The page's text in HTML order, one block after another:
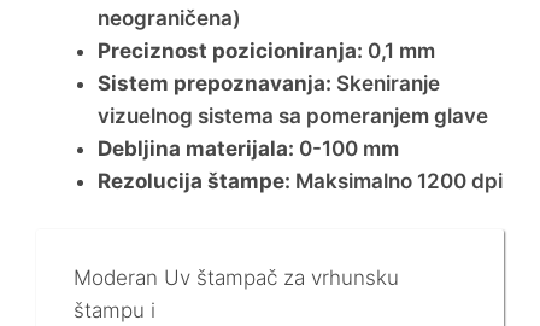
neograničena)
Preciznost pozicioniranja: 0,1 mm
Sistem prepoznavanja: Skeniranje
vizuelnog sistema sa pomeranjem glave
Debljina materijala: 0-100 mm
Rezolucija štampe: Maksimalno 1200 dpi
Moderan Uv štampač za vrhunsku
štampu i